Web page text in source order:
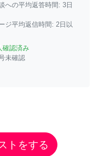
への平均返答時間: 3日
ジ平均返信時間: 2日以
確認済み
未確認
トをする